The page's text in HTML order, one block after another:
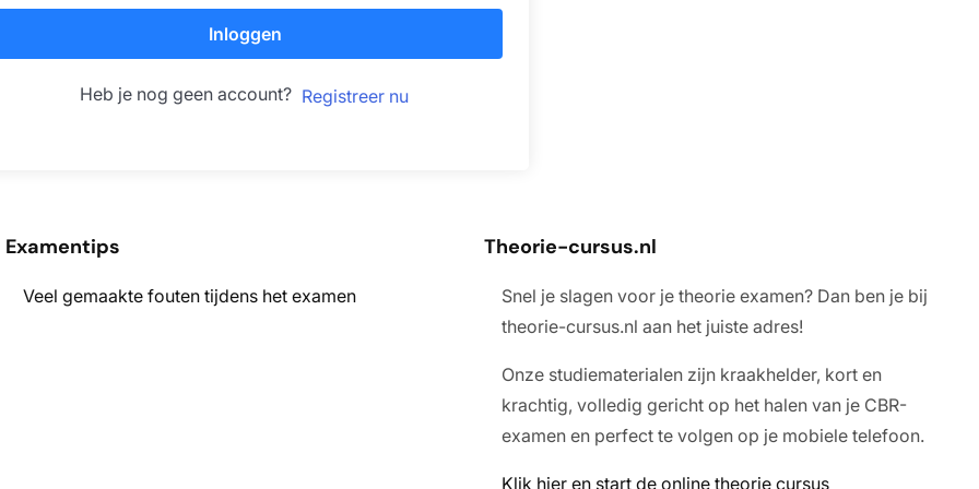
Inloggen
Heb je nog geen account? Registreer nu
Examentips
Veel gemaakte fouten tijdens het examen
Theorie-cursus.nl
Snel je slagen voor je theorie examen? Dan ben je bij
theorie-cursus.nl aan het juiste adres!
Onze studiematerialen zijn kraakhelder, kort en
krachtig, volledig gericht op het halen van je CBR-
examen en perfect te volgen op je mobiele telefoon.
Klik hier en start de online theorie cursus